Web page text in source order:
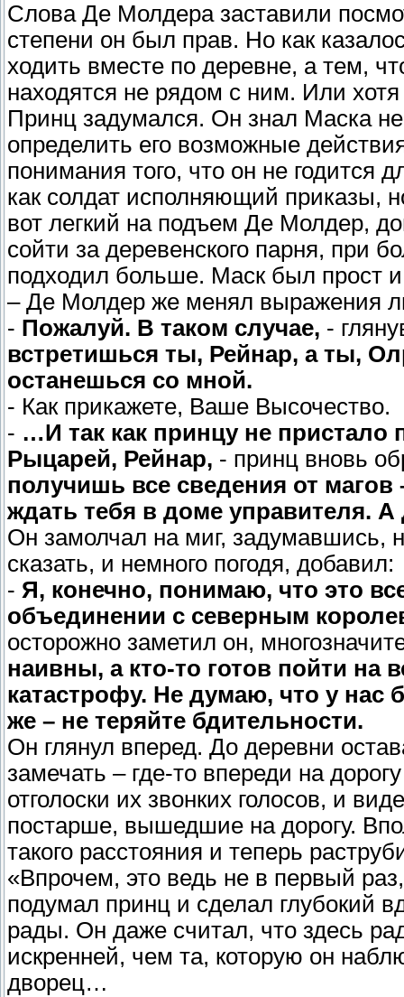
Слова Де Молдера заставили
степени он был прав. Но как
ходить вместе по деревне, а тем,
находятся не рядом с ним. Или
Принц задумался. Он знал Маска
определить его возможные
понимания того, что он не годится
как солдат исполняющий приказы,
вот легкий на подъем Де Молдер,
сойти за деревенского парня, при
подходил больше. Маск был прост
– Де Молдер же менял выражения
- Пожалуй. В таком случае, -
встретишься ты, Рейнар, а ты,
останешься со мной.
- Как прикажете, Ваше Высочество.
- …И так как принцу не пристало
Рыцарей, Рейнар, - принц вновь
получишь все сведения от
ждать тебя в доме управителя.
Он замолчал на миг, задумавшись,
сказать, и немного погодя, добавил:
- Я, конечно, понимаю, что это
объединении с северным
осторожно заметил он,
наивны, а кто-то готов пойти на
катастрофу. Не думаю, что у нас
же – не теряйте бдительности.
Он глянул вперед. До деревни
замечать – где-то впереди на
отголоски их звонких голосов, и
постарше, вышедшие на дорогу.
такого расстояния и теперь
«Впрочем, это ведь не в первый
подумал принц и сделал глубокий
рады. Он даже считал, что здесь
искренней, чем та, которую он
дворец…